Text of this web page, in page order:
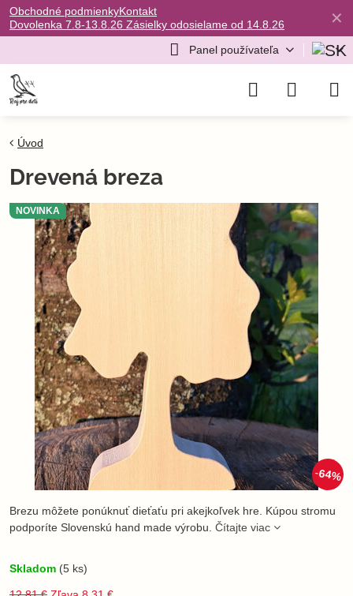
✕
Obchodné podmienkyKontakt
Dovolenka 7.8-13.8.26 Zásielky odosielame od 14.8.26
Panel používateľa
NOVINKA
64%
Úvod
Drevená breza
Brezu môžete ponúknuť dieťaťu pri akejkoľvek hre. Kúpou stromu
podporíte Slovenskú hand made výrobu. Čítajte viac
Skladom (5 ks)